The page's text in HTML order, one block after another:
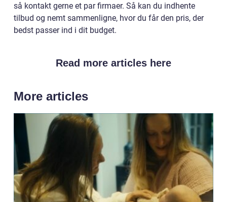
så kontakt gerne et par firmaer. Så kan du indhente
tilbud og nemt sammenligne, hvor du får den pris, der
bedst passer ind i dit budget.
Read more articles here
More articles